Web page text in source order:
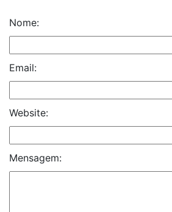
Nome:
Email:
Website:
Mensagem: